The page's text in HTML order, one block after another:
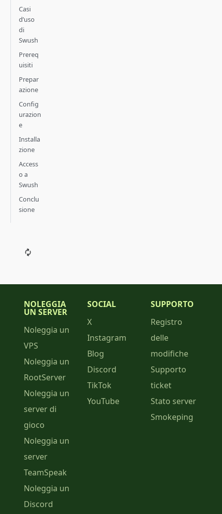
Casi
d’uso
di
Swush
Prereq
uisiti
Prepar
azione
Config
urazion
e
Installa
zione
Access
o a
Swush
Conclu
sione
NOLEGGIA
UN SERVER
Noleggia un
VPS
Noleggia un
RootServer
Noleggia un
server di
gioco
Noleggia un
server
TeamSpeak
Noleggia un
Discord
SOCIAL
X
Instagram
Blog
Discord
TikTok
YouTube
SUPPORTO
Registro
delle
modifiche
Supporto
ticket
Stato server
Smokeping